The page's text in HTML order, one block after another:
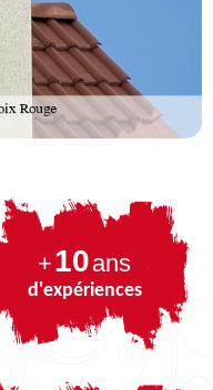
+10ans
d'expériences